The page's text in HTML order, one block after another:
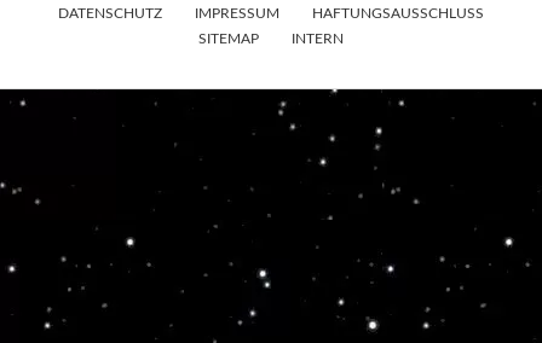
DATENSCHUTZ IMPRESSUM
HAFTUNGSAUSSCHLUSS
SITEMAP
INTERN